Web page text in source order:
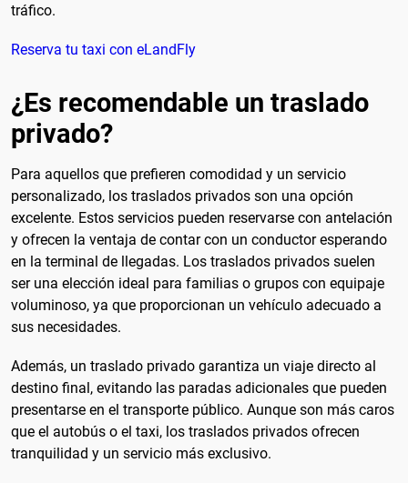
tráfico.
Reserva tu taxi con eLandFly
¿Es recomendable un traslado
privado?
Para aquellos que prefieren comodidad y un servicio
personalizado, los traslados privados son una opción
excelente. Estos servicios pueden reservarse con antelación
y ofrecen la ventaja de contar con un conductor esperando
en la terminal de llegadas. Los traslados privados suelen
ser una elección ideal para familias o grupos con equipaje
voluminoso, ya que proporcionan un vehículo adecuado a
sus necesidades.
Además, un traslado privado garantiza un viaje directo al
destino final, evitando las paradas adicionales que pueden
presentarse en el transporte público. Aunque son más caros
que el autobús o el taxi, los traslados privados ofrecen
tranquilidad y un servicio más exclusivo.